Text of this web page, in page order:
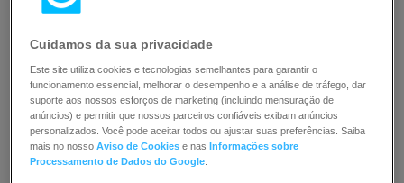
cuidadores e profissionais. A fundação colabora
com parceiros de maior dimensão na comunidade
Autism Service Providers (CASP), para promover
iniciativas destinadas a melhorar o acesso a uma
terapia de Análise Comportamental Aplicada
(ABA)de elevada qualidade e defender uma
Cuidamos da sua privacidade
Este site utiliza cookies e tecnologias semelhantes para garantir o
funcionamento essencial, melhorar o desempenho e a análise de tráfego, dar
suporte aos nossos esforços de marketing (incluindo mensuração de
anúncios) e permitir que nossos parceiros confiáveis exibam anúncios
personalizados. Você pode aceitar todos ou ajustar suas preferências. Saiba
mais no nossoAviso de Cookies e nasInformações sobre
Processamento de Dados do Google